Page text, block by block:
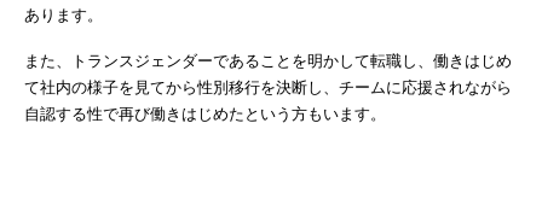
あります。
また、トランスジェンダーであることを明かして転職し、働きはじめ
て社内の様子を見てから性別移行を決断し、チームに応援されながら
自認する性で再び働きはじめたという方もいます。